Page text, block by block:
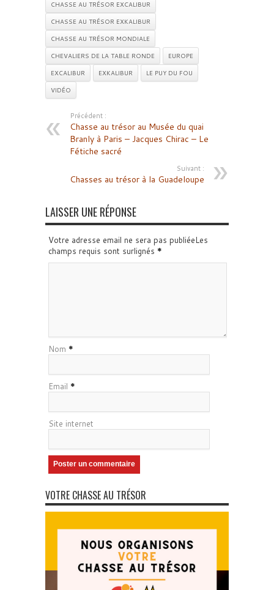
CHASSE AU TRÉSOR EXCALIBUR
CHASSE AU TRÉSOR EXKALIBUR
CHASSE AU TRÉSOR MONDIALE
CHEVALIERS DE LA TABLE RONDE
EUROPE
EXCALIBUR
EXKALIBUR
LE PUY DU FOU
VIDÉO
Précédent :
Chasse au trésor au Musée du quai
Branly à Paris – Jacques Chirac – Le
Fétiche sacré
Suivant :
Chasses au trésor à la Guadeloupe
LAISSER UNE RÉPONSE
Votre adresse email ne sera pas publiéeLes
champs requis sont surlignés *
Nom *
Email *
Site internet
VOTRE CHASSE AU TRÉSOR